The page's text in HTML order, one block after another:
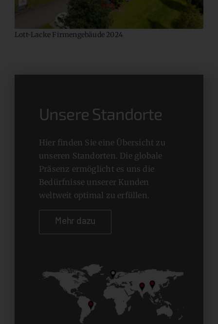
Lott-Lacke Firmengebäude 2024
Unsere Standorte
Hier finden Sie eine Übersicht zu
unseren Standorten. Die globale
Präsenz ermöglicht es uns die
Bedürfnisse unserer Kunden
weltweit optimal zu erfüllen.
Mehr dazu